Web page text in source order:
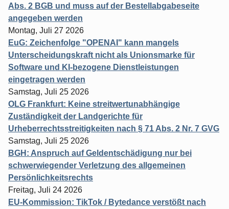
Abs. 2 BGB und muss auf der Bestellabgabeseite
angegeben werden
Montag, Juli 27 2026
EuG: Zeichenfolge "OPENAI" kann mangels
Unterscheidungskraft nicht als Unionsmarke für
Software und KI-bezogene Dienstleistungen
eingetragen werden
Samstag, Juli 25 2026
OLG Frankfurt: Keine streitwertunabhängige
Zuständigkeit der Landgerichte für
Urheberrechtsstreitigkeiten nach § 71 Abs. 2 Nr. 7 GVG
Samstag, Juli 25 2026
BGH: Anspruch auf Geldentschädigung nur bei
schwerwiegender Verletzung des allgemeinen
Persönlichkeitsrechts
Freitag, Juli 24 2026
EU-Kommission: TikTok / Bytedance verstößt nach